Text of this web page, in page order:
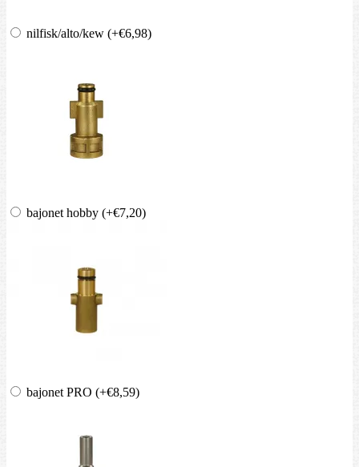
nilfisk/alto/kew (+€6,98)
bajonet hobby (+€7,20)
bajonet PRO (+€8,59)